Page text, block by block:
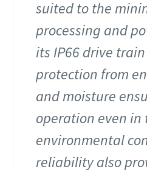
suited to the
processing and
its IP66 drive
protection from
and moisture
operation even in
environmental
reliability also